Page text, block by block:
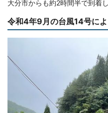
大分市からも約2時間半で到着し
令和4年9月の台風14号に